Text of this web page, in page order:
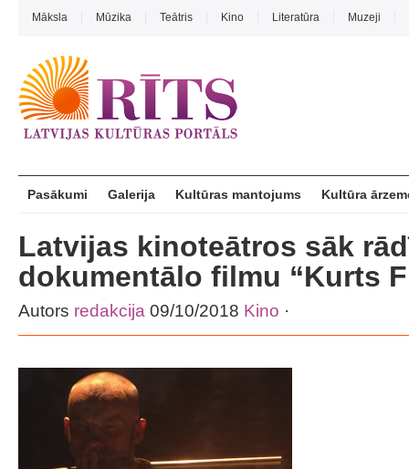
Māksla Mūzika Teātris Kino Literatūra Muzeji
Pasākumi Galerija Kultūras mantojums Kultūra
Latvijas kinoteātros sāk
dokumentālo filmu “Kurts
Autors redakcija 09/10/2018 Kino ·